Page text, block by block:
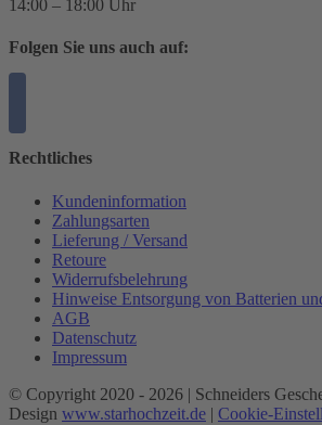
14:00 – 18:00 Uhr
Folgen Sie uns auch auf:
Rechtliches
Kundeninformation
Zahlungsarten
Lieferung / Versand
Retoure
Widerrufsbelehrung
Hinweise Entsorgung von Batterien
AGB
Datenschutz
Impressum
© Copyright 2020 - 2026 | Schneiders
Design www.starhochzeit.de | Cookie-